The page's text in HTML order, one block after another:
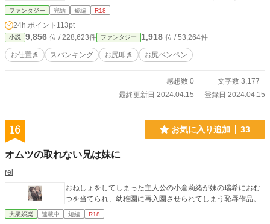
て自由に振舞った。 遊びに夢中で門限を破る事もしばしばに
慢の限界を迎えた。
ファンタジー 完結 短編 R18
24h.ポイント 113pt
小説 9,856 位 / 228,623件 ファンタジー 1,918 位 / 53,264件
お仕置き スパンキング お尻叩き お尻ペンペン
感想数 0
文字数 3,177
最終更新日 2024.04.15
登録日 2024.04.15
16 お気に入り追加 33
オムツの取れない兄は妹に
rei
おねしょをしてしまった主人公の小倉莉緒が妹の瑞希におむ
つを当てられ、幼稚園に再入園させられてしまう恥辱作品。
大衆娯楽 連載中 短編 R18